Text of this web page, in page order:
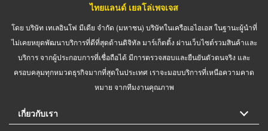
ไทยแลนด์ เยลโล่เพจเจส
โดย บริษัท เทเลอินโฟ มีเดีย จำกัด (มหาชน) บริษัทในเครือเอไอเอส ในฐานะผู้นำที่
ไม่เคยหยุดพัฒนาบริการที่ดีที่สุดด้านดิจิทัล มาร์เก็ตติ้ง ผ่านเว็บไซต์รวมสินค้าและ
บริการ จากผู้ประกอบการที่เชื่อถือได้ มีการตรวจสอบและยืนยันตัวตนจริง และ
ครอบคลุมทุกหมวดธุรกิจมากที่สุดในประเทศ เราจะมอบบริการที่เหนือความคาด
หมาย จากทีมงานคุณภาพ
เกี่ยวกับเรา